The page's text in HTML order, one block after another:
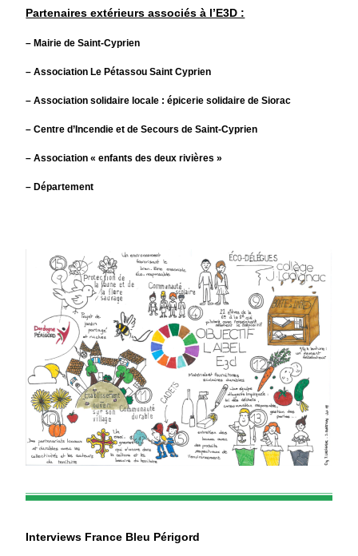
Partenaires extérieurs associés à l’E3D :
– Mairie de Saint-Cyprien
– Association Le Pétassou Saint Cyprien
– Association solidaire locale : épicerie solidaire de Siorac
– Centre d’Incendie et de Secours de Saint-Cyprien
– Association « enfants des deux rivières »
– Département
Interviews France Bleu Périgord